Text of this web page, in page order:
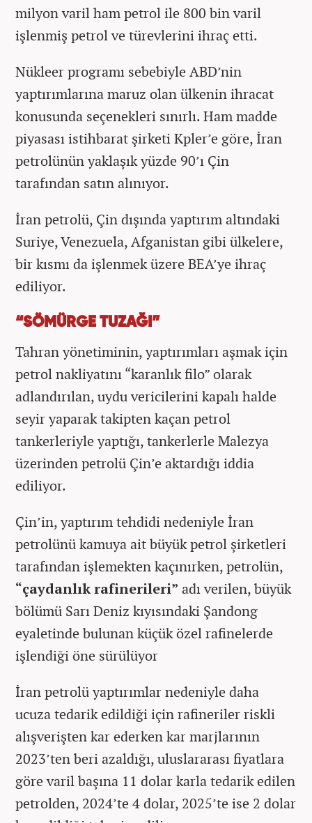
milyon varil ham petrol ile 800 bin varil
işlenmiş petrol ve türevlerini ihraç etti.
Nükleer programı sebebiyle ABD’nin
yaptırımlarına maruz olan ülkenin ihracat
konusunda seçenekleri sınırlı. Ham madde
piyasası istihbarat şirketi Kpler’e göre, İran
petrolünün yaklaşık yüzde 90’ı Çin
tarafından satın alınıyor.
İran petrolü, Çin dışında yaptırım altındaki
Suriye, Venezuela, Afganistan gibi ülkelere,
bir kısmı da işlenmek üzere BEA’ye ihraç
ediliyor.
“SÖMÜRGE TUZAĞI”
Tahran yönetiminin, yaptırımları aşmak için
petrol nakliyatını “karanlık filo” olarak
adlandırılan, uydu vericilerini kapalı halde
seyir yaparak takipten kaçan petrol
tankerleriyle yaptığı, tankerlerle Malezya
üzerinden petrolü Çin’e aktardığı iddia
ediliyor.
Çin’in, yaptırım tehdidi nedeniyle İran
petrolünü kamuya ait büyük petrol şirketleri
tarafından işlemekten kaçınırken, petrolün,
“çaydanlık rafinerileri” adı verilen, büyük
bölümü Sarı Deniz kıyısındaki Şandong
eyaletinde bulunan küçük özel rafinelerde
işlendiği öne sürülüyor
İran petrolü yaptırımlar nedeniyle daha
ucuza tedarik edildiği için rafineriler riskli
alışverişten kar ederken kar marjlarının
2023’ten beri azaldığı, uluslararası fiyatlara
göre varil başına 11 dolar karla tedarik edilen
petrolden, 2024’te 4 dolar, 2025’te ise 2 dolar